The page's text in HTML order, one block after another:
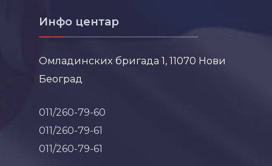
Инфо центар
Омладинских бригада 1, 11070 Нови
Београд
011/260-79-60
011/260-79-61
011/260-79-61